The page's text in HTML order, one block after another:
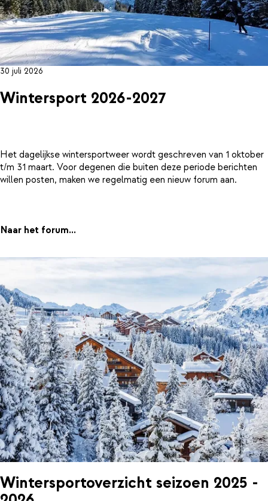
30 juli 2026
Wintersport 2026-2027
Het dagelijkse wintersportweer wordt geschreven van 1 oktober
t/m 31 maart. Voor degenen die buiten deze periode berichten
willen posten, maken we regelmatig een nieuw forum aan.
Naar het forum...
Wintersportoverzicht seizoen 2025 -